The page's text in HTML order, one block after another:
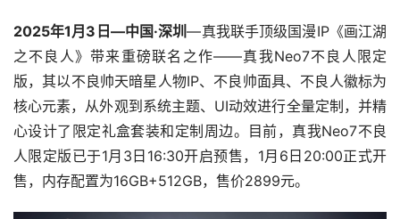
2025年1月3日—中国·深圳—真我联手顶级国漫IP《画江湖
之不良人》带来重磅联名之作——真我Neo7不良人限定
版，其以不良帅天暗星人物IP、不良帅面具、不良人徽标为
核心元素，从外观到系统主题、UI动效进行全量定制，并精
心设计了限定礼盒套装和定制周边。目前，真我Neo7不良
人限定版已于1月3日16:30开启预售，1月6日20:00正式开
售，内存配置为16GB+512GB，售价2899元。